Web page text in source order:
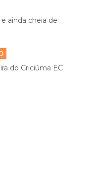
e ainda cheia de
do Criciúma EC